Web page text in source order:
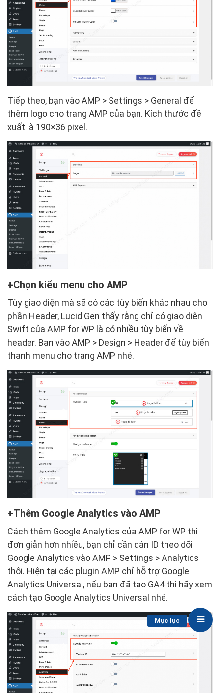
Mục lục
Tiếp theo, bạn vào AMP > Settings > General để
thêm logo cho trang AMP của bạn. Kích thước đề
xuất là 190×36 pixel.
Chọn kiểu menu cho AMP
Tùy giao diện mà sẽ có các tùy biến khác nhau cho
phần Header, Lucid Gen thấy rằng chỉ có giao diện
Swift của AMP for WP là có nhiều tùy biến về
header. Bạn vào AMP > Design > Header để tùy biến
thanh menu cho trang AMP nhé.
Thêm Google Analytics vào AMP
Cách thêm Google Analytics của AMP for WP thì
đơn giản hơn nhiều, bạn chỉ cần dán ID theo dõi
Google Analytics vào AMP > Settings > Analytics
thôi. Hiện tại các plugin AMP chỉ hỗ trợ Google
Analytics Universal, nếu bạn đã tạo GA4 thì hãy xem
cách tạo Google Analytics Universal nhé.